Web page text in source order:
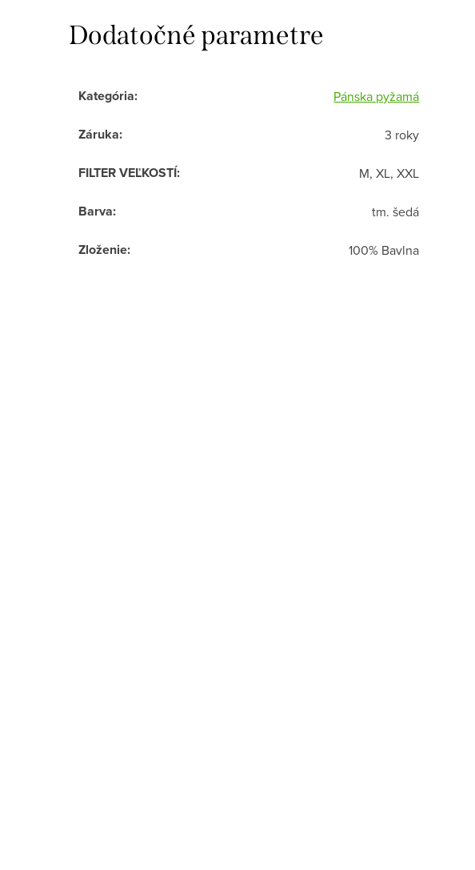
Dodatočné parametre
Kategória: Pánska pyžamá
Záruka: 3 roky
FILTER VEĽKOSTÍ: M, XL, XXL
Barva: tm. šedá
Zloženie: 100% Bavlna